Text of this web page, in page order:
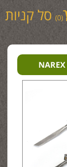
(0) סל קניות